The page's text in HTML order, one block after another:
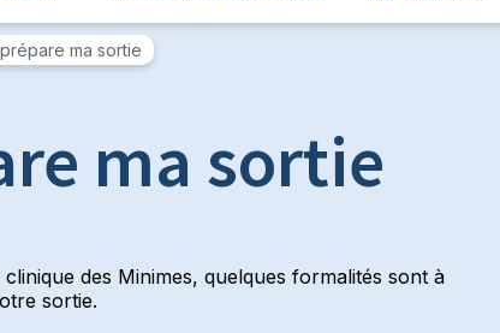
ma sortie
ma sortie
des Minimes, quelques formalités sont à
sortie.